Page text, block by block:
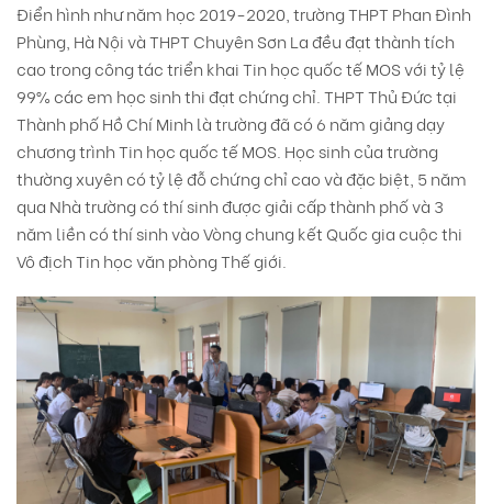
Điển hình như năm học 2019-2020, trường THPT Phan Đình
Phùng, Hà Nội và THPT Chuyên Sơn La đều đạt thành tích
cao trong công tác triển khai Tin học quốc tế MOS với tỷ lệ
99% các em học sinh thi đạt chứng chỉ. THPT Thủ Đức tại
Thành phố Hồ Chí Minh là trường đã có 6 năm giảng dạy
chương trình Tin học quốc tế MOS. Học sinh của trường
thường xuyên có tỷ lệ đỗ chứng chỉ cao và đặc biệt, 5 năm
qua Nhà trường có thí sinh được giải cấp thành phố và 3
năm liền có thí sinh vào Vòng chung kết Quốc gia cuộc thi
Vô địch Tin học văn phòng Thế giới.